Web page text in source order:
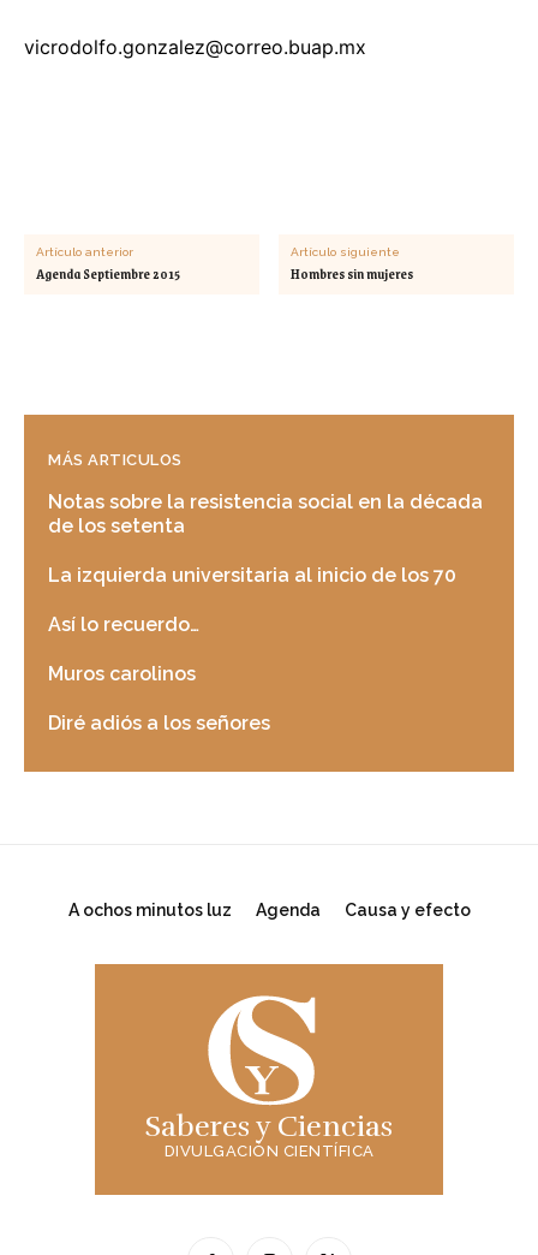
vicrodolfo.gonzalez@correo.buap.mx
Artículo anterior
Agenda Septiembre 2015
Artículo siguiente
Hombres sin mujeres
MÁS ARTICULOS
Notas sobre la resistencia social en la década
de los setenta
La izquierda universitaria al inicio de los 70
Así lo recuerdo…
Muros carolinos
Diré adiós a los señores
A ochos minutos luz Agenda Causa y efecto
Saberes y Ciencias
DIVULGACIÓN CIENTÍFICA